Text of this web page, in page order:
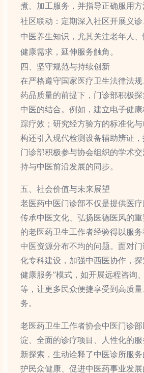
煮、加工服务，并指导正确服用方
社区联动：定期深入社区开展义
中医养生知识，尤其关注老年人
健康需求，延伸服务触角。
四、坚守规范与持续创新
在严格遵守国家医疗卫生法律法
药品质量的前提下，门诊部积极
中医的结合。例如，建立电子健
踪疗效；研究经方验方的标准化
构还引入现代检测设备辅助辨证，
门诊部积极参与协会组织的学术
持与中医前沿发展的同步。
五、社会价值与未来展望
老医药中医门诊部不仅是提供医
传承中医文化、弘扬医德医风的
的老医药卫生工作者经验得以服
中医资源分布不均的问题。面对
化专科建设，加强中西医协作，
健康服务”模式，如开展远程咨询
等，让更多民众便捷享受到高质
务。
老医药卫生工作者协会中医门诊
淀、全面的诊疗项目、人性化的
新探索，生动诠释了中医诊所服
护民众健康、促进中医药事业发